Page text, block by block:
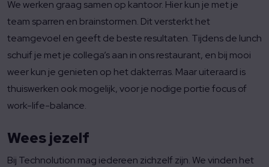
We werken graag samen op kantoor. Hier kun je met je
team sparren en brainstormen. Dit versterkt het
teamgevoel en geeft de beste resultaten. Tijdens de lunch
schuif je met je collega’s aan in ons restaurant, en bij mooi
weer kun je genieten op het dakterras. Maar uiteraard is
thuiswerken ook mogelijk, voor je nodige portie focus of
work-life-balance.
Wees jezelf
Bij Technolution mag iedereen zichzelf zijn. We vinden het